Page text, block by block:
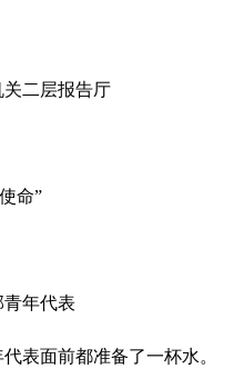
二层报告厅
命”
年代表
面前都准备了一杯水。